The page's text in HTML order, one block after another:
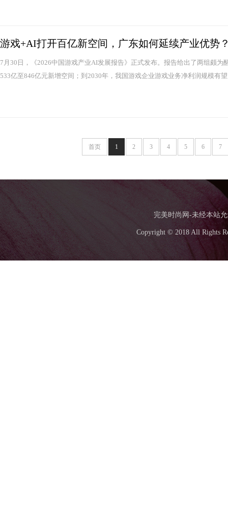
游戏+AI打开百亿新空间，广东如何延续产业优势
7月30日，《2026中国游戏产业AI发展报告》正式发布。报告给出了两组颇
533亿至846亿元新增空间；到2030年，我国游戏企业游戏业务净利润规模有
首页 1 2 3 4 5 6 7
完美时尚网-未经本站
Copyright © 2018 All Rights